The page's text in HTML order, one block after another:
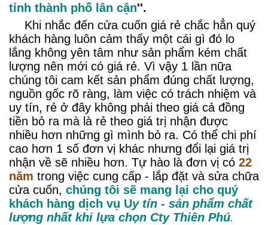
tỉnh thành phố lân cận''.
Khi nhắc đến cửa cuốn giá rẻ chắc hẳn quý
khách hàng luôn cảm thấy một cái gì đó lo
lắng không yên tâm như sản phẩm kém chất
lượng nên mới có giá rẻ. Vì vậy 1 lần nữa
chúng tôi cam kết sản phẩm đúng chất lượng,
nguồn gốc rõ ràng, làm việc có trách nhiệm và
uy tín, rẻ ở đây không phải theo giá cả đồng
tiền bỏ ra mà là rẻ theo giá trị nhận được
nhiều hơn những gì mình bỏ ra. Có thể chi phí
cao hơn 1 số đơn vị khác nhưng đổi lại giá trị
nhận về sẽ nhiều hơn. Tự hào là đơn vị có 22
năm trong việc cung cấp - lắp đặt và sửa chữa
cửa cuốn, chúng tôi sẽ mang lại cho quý
khách hàng dịch vụ Uy tín - sản phẩm chất
lượng nhất khi lựa chọn Cty Thiên Phú.